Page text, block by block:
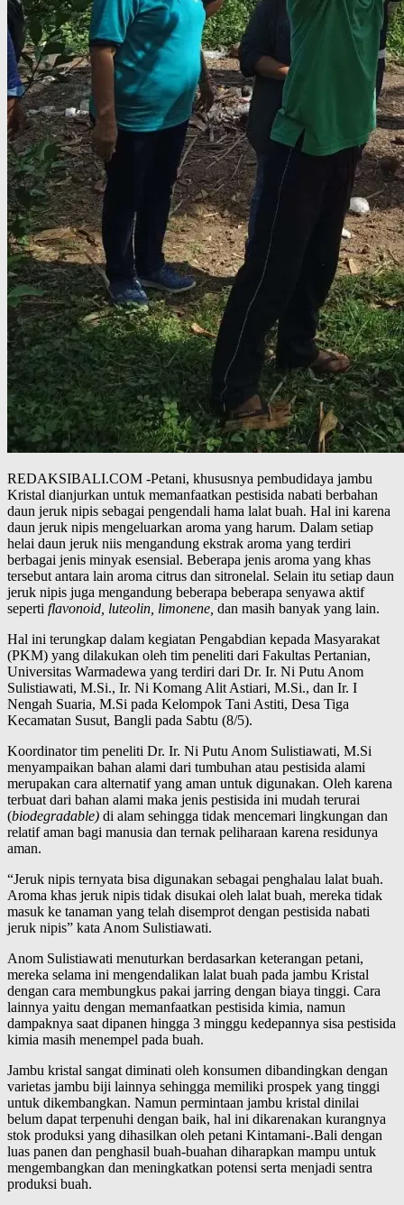
REDAKSIBALI.COM -Petani, khususnya pembudidaya jambu
Kristal dianjurkan untuk memanfaatkan pestisida nabati berbahan
daun jeruk nipis sebagai pengendali hama lalat buah. Hal ini karena
daun jeruk nipis mengeluarkan aroma yang harum. Dalam setiap
helai daun jeruk niis mengandung ekstrak aroma yang terdiri
berbagai jenis minyak esensial. Beberapa jenis aroma yang khas
tersebut antara lain aroma citrus dan sitronelal. Selain itu setiap daun
jeruk nipis juga mengandung beberapa beberapa senyawa aktif
seperti flavonoid, luteolin, limonene, dan masih banyak yang lain.
Hal ini terungkap dalam kegiatan Pengabdian kepada Masyarakat
(PKM) yang dilakukan oleh tim peneliti dari Fakultas Pertanian,
Universitas Warmadewa yang terdiri dari Dr. Ir. Ni Putu Anom
Sulistiawati, M.Si., Ir. Ni Komang Alit Astiari, M.Si., dan Ir. I
Nengah Suaria, M.Si pada Kelompok Tani Astiti, Desa Tiga
Kecamatan Susut, Bangli pada Sabtu (8/5).
Koordinator tim peneliti Dr. Ir. Ni Putu Anom Sulistiawati, M.Si
menyampaikan bahan alami dari tumbuhan atau pestisida alami
merupakan cara alternatif yang aman untuk digunakan. Oleh karena
terbuat dari bahan alami maka jenis pestisida ini mudah terurai
(biodegradable) di alam sehingga tidak mencemari lingkungan dan
relatif aman bagi manusia dan ternak peliharaan karena residunya
aman.
“Jeruk nipis ternyata bisa digunakan sebagai penghalau lalat buah.
Aroma khas jeruk nipis tidak disukai oleh lalat buah, mereka tidak
masuk ke tanaman yang telah disemprot dengan pestisida nabati
jeruk nipis” kata Anom Sulistiawati.
Anom Sulistiawati menuturkan berdasarkan keterangan petani,
mereka selama ini mengendalikan lalat buah pada jambu Kristal
dengan cara membungkus pakai jarring dengan biaya tinggi. Cara
lainnya yaitu dengan memanfaatkan pestisida kimia, namun
dampaknya saat dipanen hingga 3 minggu kedepannya sisa pestisida
kimia masih menempel pada buah.
Jambu kristal sangat diminati oleh konsumen dibandingkan dengan
varietas jambu biji lainnya sehingga memiliki prospek yang tinggi
untuk dikembangkan. Namun permintaan jambu kristal dinilai
belum dapat terpenuhi dengan baik, hal ini dikarenakan kurangnya
stok produksi yang dihasilkan oleh petani Kintamani-.Bali dengan
luas panen dan penghasil buah-buahan diharapkan mampu untuk
mengembangkan dan meningkatkan potensi serta menjadi sentra
produksi buah.